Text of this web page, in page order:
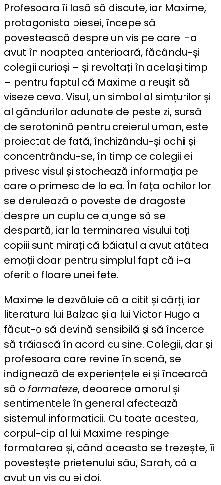
Profesoara îi lasă să discute, iar Maxime,
protagonista piesei, începe să
povestească despre un vis pe care l-a
avut în noaptea anterioară, făcându-și
colegii curioși – și revoltați în același timp
– pentru faptul că Maxime a reușit să
viseze ceva. Visul, un simbol al simțurilor și
al gândurilor adunate de peste zi, sursă
de serotonină pentru creierul uman, este
proiectat de fată, închizându-și ochii și
concentrându-se, în timp ce colegii ei
privesc visul și stochează informația pe
care o primesc de la ea. În fața ochilor lor
se derulează o poveste de dragoste
despre un cuplu ce ajunge să se
despartă, iar la terminarea visului toți
copiii sunt mirați că băiatul a avut atâtea
emoții doar pentru simplul fapt că i-a
oferit o floare unei fete.
Maxime le dezvăluie că a citit și cărți, iar
literatura lui Balzac și a lui Victor Hugo a
făcut-o să devină sensibilă și să încerce
să trăiască în acord cu sine. Colegii, dar și
profesoara care revine în scenă, se
indignează de experiențele ei și încearcă
să o formateze, deoarece amorul și
sentimentele în general afectează
sistemul informaticii. Cu toate acestea,
corpul-cip al lui Maxime respinge
formatarea și, când aceasta se trezește, îi
povestește prietenului său, Sarah, că a
avut un vis cu ei doi.